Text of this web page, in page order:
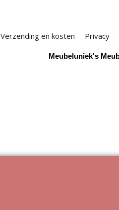
Verzending en kosten Privacy
Meubeluniek's